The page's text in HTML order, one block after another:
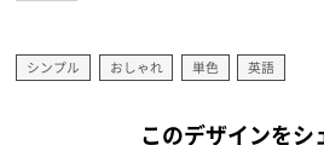
シンプル おしゃれ 単色 英語
このデザインをシ